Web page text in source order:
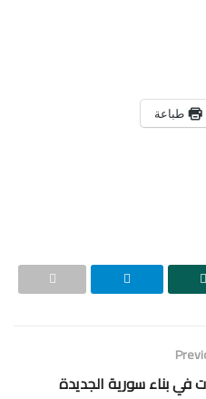
طباعة
في بناء سورية الجديدة